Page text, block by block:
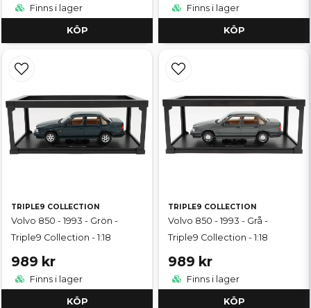
Finns i lager
KÖP
Finns i lager
KÖP
TRIPLE9 COLLECTION
Volvo 850 - 1993 - Grön -
Triple9 Collection - 1:18
989 kr
Finns i lager
KÖP
TRIPLE9 COLLECTION
Volvo 850 - 1993 - Grå -
Triple9 Collection - 1:18
989 kr
Finns i lager
KÖP